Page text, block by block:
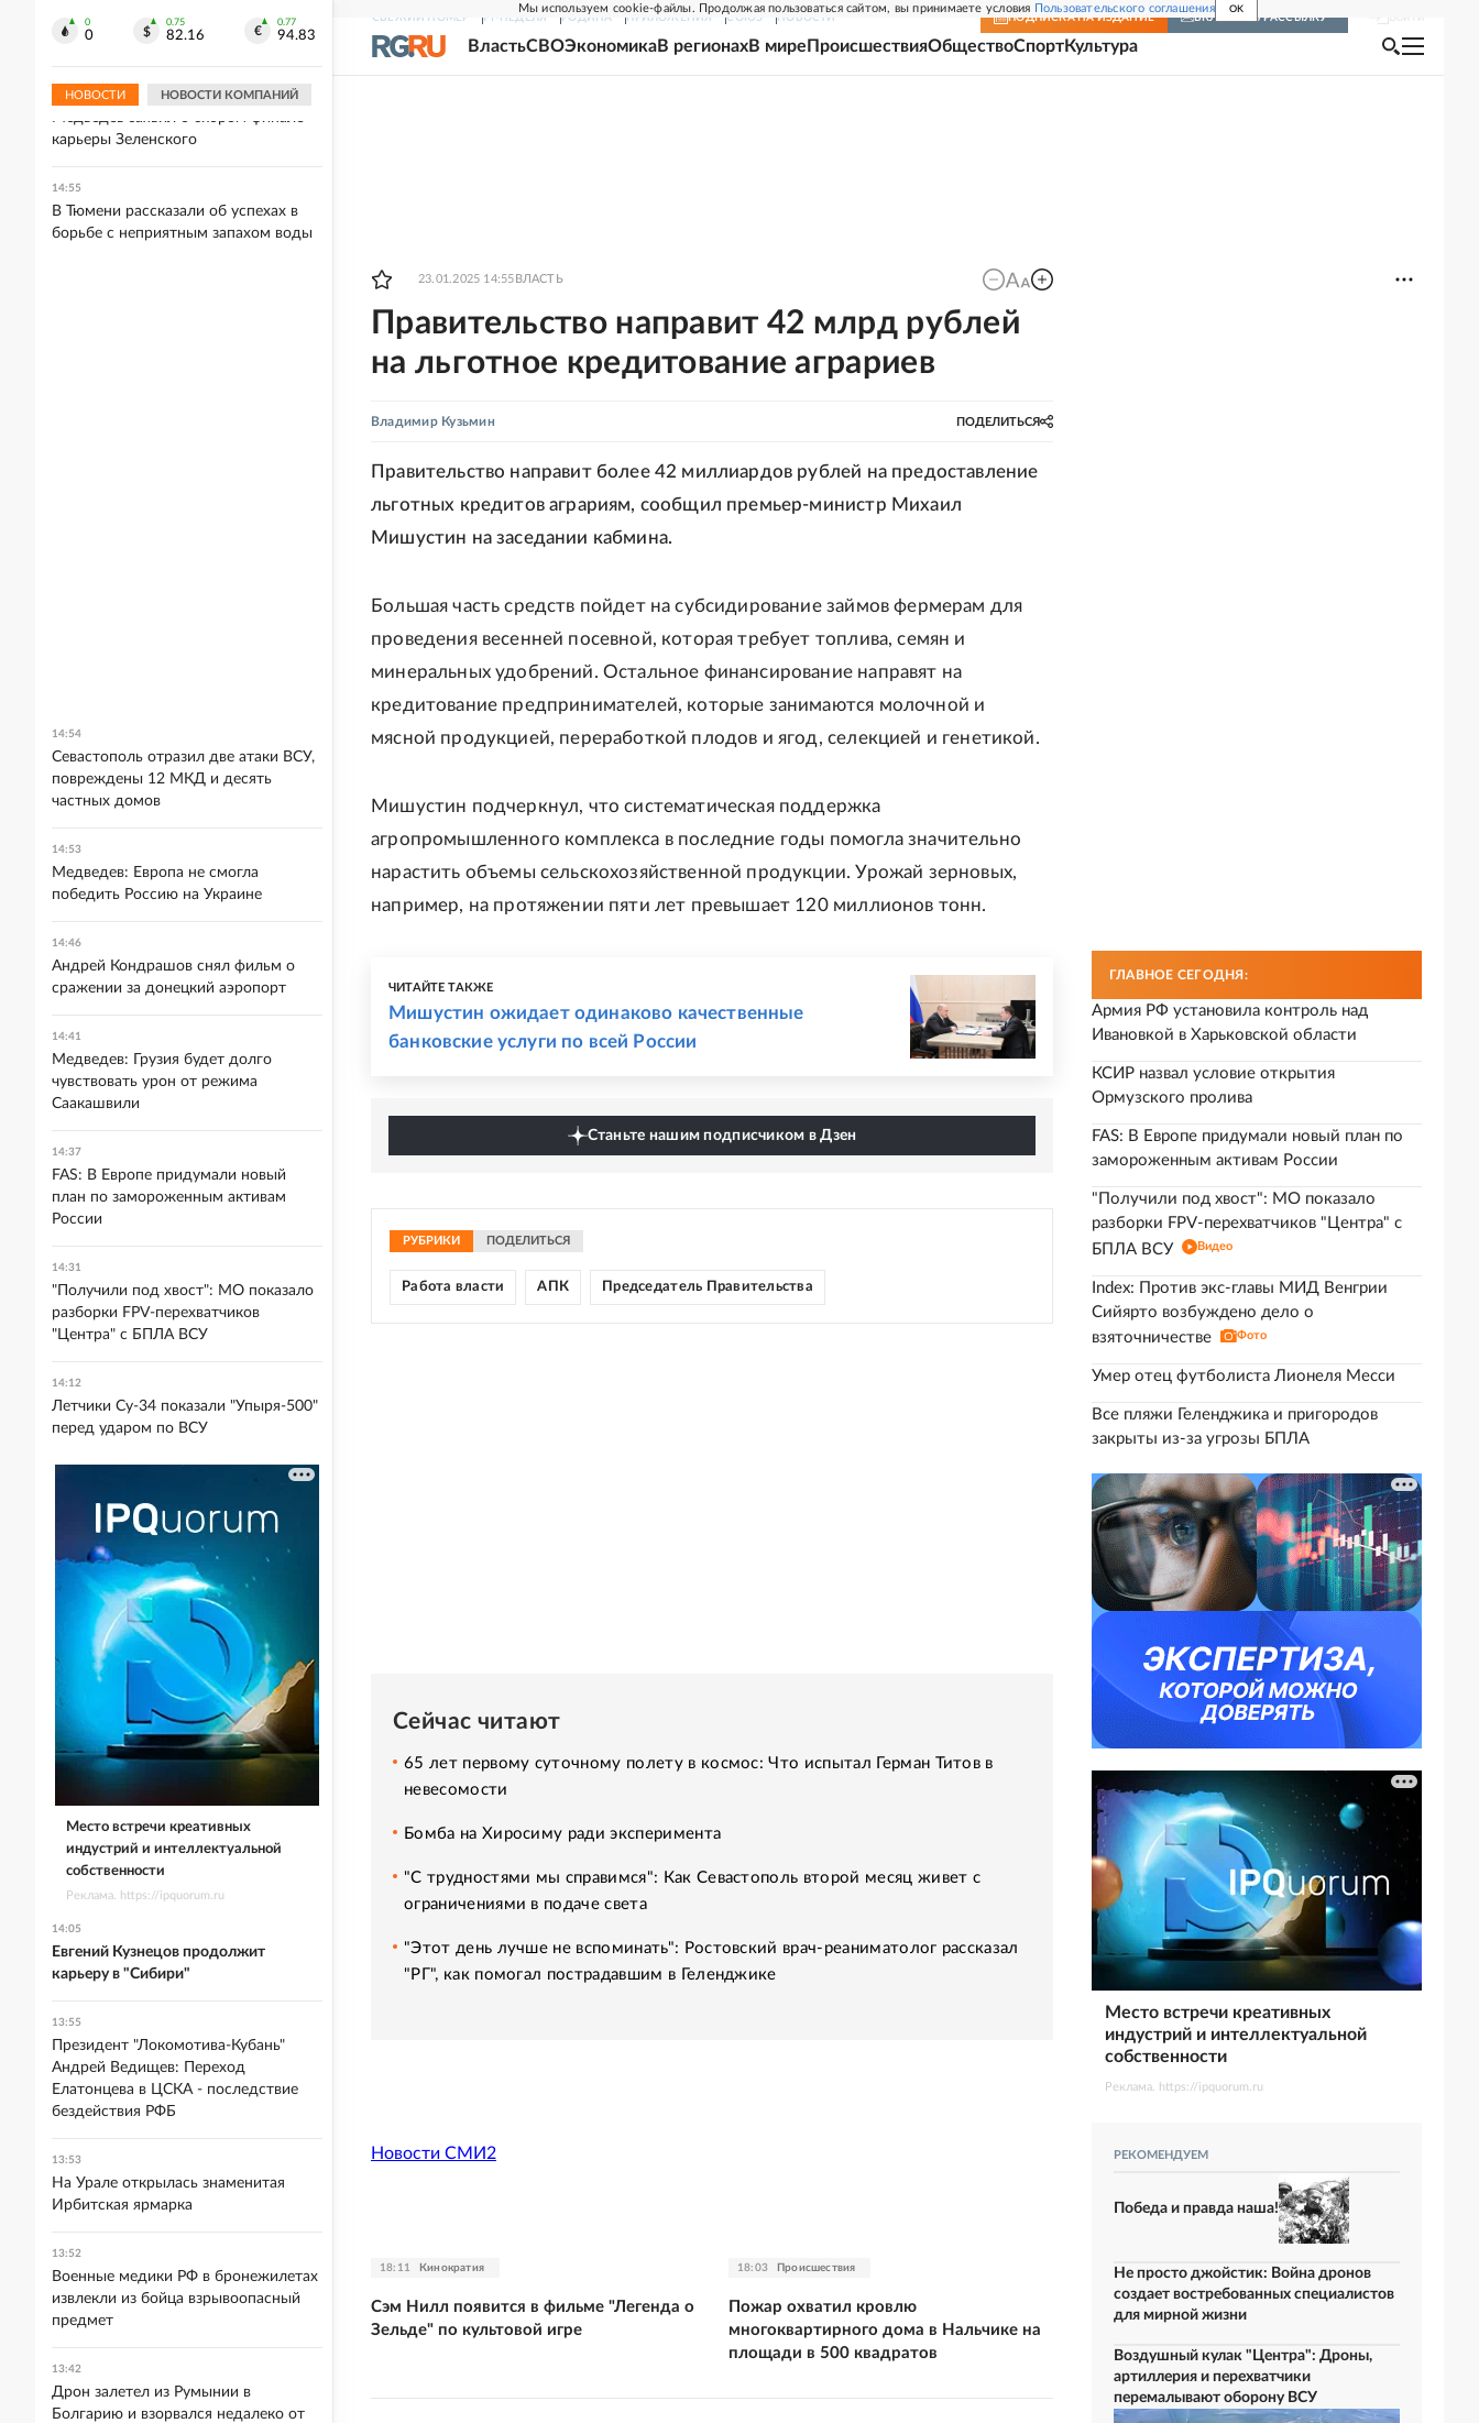
Мы используем cookie-файлы. Продолжая пользоваться сайтом, вы принимаете условия Пользовательского соглашения OK
СВЕЖИЙ НОМЕР РГ-НЕДЕЛЯ РОДИНА ПРИЛОЖЕНИЯ СОЮЗ НОВОСТИ ПОДПИСКА НА ИЗДАНИЕ ВКЛЮЧИТЬ РАССЫЛКУ
ВластьСВОЭкономикаВ регионахВ мире ПроисшествияОбществоСпортКультура
23.01.2025 14:55 ВЛАСТЬ
Правительство направит 42 млрд рублей
на льготное кредитование аграриев
Владимир Кузьмин ПОДЕЛИТЬСЯ
Правительство направит более 42 миллиардов рублей на предоставление
льготных кредитов аграриям, сообщил премьер-министр Михаил
Мишустин на заседании кабмина.
Большая часть средств пойдет на субсидирование займов фермерам для
проведения весенней посевной, которая требует топлива, семян и
минеральных удобрений. Остальное финансирование направят на
кредитование предпринимателей, которые занимаются молочной и
мясной продукцией, переработкой плодов и ягод, селекцией и генетикой.
Мишустин подчеркнул, что систематическая поддержка
агропромышленного комплекса в последние годы помогла значительно
нарастить объемы сельскохозяйственной продукции. Урожай зерновых,
например, на протяжении пяти лет превышает 120 миллионов тонн.
ЧИТАЙТЕ ТАКЖЕ
Мишустин ожидает одинаково качественные
банковские услуги по всей России
Станьте нашим подписчиком в Дзен
РУБРИКИ ПОДЕЛИТЬСЯ
Работа власти АПК Председатель Правительства
Сейчас читают
65 лет первому суточному полету в космос: Что испытал Герман Титов в
невесомости
Бомба на Хиросиму ради эксперимента
"С трудностями мы справимся": Как Севастополь второй месяц живет с
ограничениями в подаче света
"Этот день лучше не вспоминать": Ростовский врач-реаниматолог рассказал
"РГ", как помогал пострадавшим в Геленджике
Новости СМИ2
18:11 Кинократия
Сэм Нилл появится в фильме "Легенда о
Зельде" по культовой игре
18:03 Происшествия
Пожар охватил кровлю
многоквартирного дома в Нальчике на
площади в 500 квадратов
ГЛАВНОЕ СЕГОДНЯ:
Армия РФ установила контроль над
Ивановкой в Харьковской области
КСИР назвал условие открытия
Ормузского пролива
FAS: В Европе придумали новый план по
замороженным активам России
"Получили под хвост": МО показало
разборки FPV-перехватчиков "Центра" с
БПЛА ВСУ
Видео
Index: Против экс-главы МИД Венгрии
Сийярто возбуждено дело о
взяточничестве
Фото
Умер отец футболиста Лионеля Месси
Все пляжи Геленджика и пригородов
закрыты из-за угрозы БПЛА
Место встречи креативных
индустрий и интеллектуальной
собственности
Реклама. https://ipquorum.ru
РЕКОМЕНДУЕМ
Победа и правда наша!
Не просто джойстик: Война дронов
создает востребованных специалистов
для мирной жизни
Воздушный кулак "Центра": Дроны,
артиллерия и перехватчики
перемалывают оборону ВСУ
0
0
0.75
82.16
0.77
94.83
НОВОСТИ НОВОСТИ КОМПАНИЙ
Президент Сербии Вучич рассказал о
14:57
Медведев заявил о скором финале
карьеры Зеленского
14:55
В Тюмени рассказали об успехах в
борьбе с неприятным запахом воды
14:54
Севастополь отразил две атаки ВСУ,
повреждены 12 МКД и десять
частных домов
14:53
Медведев: Европа не смогла
победить Россию на Украине
14:46
Андрей Кондрашов снял фильм о
сражении за донецкий аэропорт
14:41
Медведев: Грузия будет долго
чувствовать урон от режима
Саакашвили
14:37
FAS: В Европе придумали новый
план по замороженным активам
России
14:31
"Получили под хвост": МО показало
разборки FPV-перехватчиков
"Центра" с БПЛА ВСУ
14:12
Летчики Су-34 показали "Упыря-500"
перед ударом по ВСУ
Место встречи креативных
индустрий и интеллектуальной
собственности
Реклама. https://ipquorum.ru
14:05
Евгений Кузнецов продолжит
карьеру в "Сибири"
13:55
Президент "Локомотива-Кубань"
Андрей Ведищев: Переход
Елатонцева в ЦСКА - последствие
бездействия РФБ
13:53
На Урале открылась знаменитая
Ирбитская ярмарка
13:52
Военные медики РФ в бронежилетах
извлекли из бойца взрывоопасный
предмет
13:42
Дрон залетел из Румынии в
Болгарию и взорвался недалеко от